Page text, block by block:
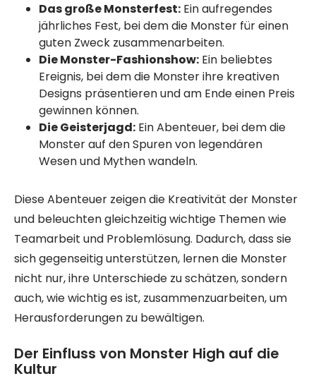
Das große Monsterfest: Ein aufregendes
jährliches Fest, bei dem die Monster für einen
guten Zweck zusammenarbeiten.
Die Monster-Fashionshow: Ein beliebtes
Ereignis, bei dem die Monster ihre kreativen
Designs präsentieren und am Ende einen Preis
gewinnen können.
Die Geisterjagd: Ein Abenteuer, bei dem die
Monster auf den Spuren von legendären
Wesen und Mythen wandeln.
Diese Abenteuer zeigen die Kreativität der Monster
und beleuchten gleichzeitig wichtige Themen wie
Teamarbeit und Problemlösung. Dadurch, dass sie
sich gegenseitig unterstützen, lernen die Monster
nicht nur, ihre Unterschiede zu schätzen, sondern
auch, wie wichtig es ist, zusammenzuarbeiten, um
Herausforderungen zu bewältigen.
Der Einfluss von Monster High auf die
Kultur